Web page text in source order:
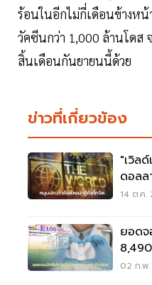
ร้อนในอีกไม่กี่เดือนข้างหน้
วัคซีนกว่า 1,000 ล้านโดส
สิ้นเดือนกันยายนนี้ด้วย
ข่าวที่เกี่ยวข้อง
"เวิล
ดอล
โควิด
14 ต.ค
ยอดจ
02 ก.พ